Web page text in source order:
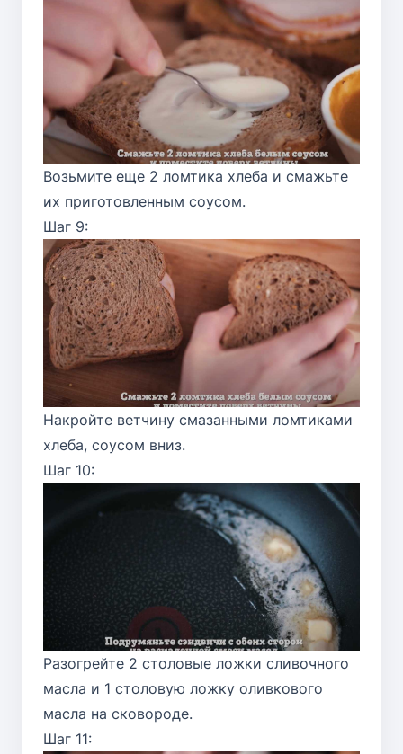
Возьмите еще 2 ломтика хлеба и смажьте
их приготовленным соусом.
Шаг 9:
Накройте ветчину смазанными ломтиками
хлеба, соусом вниз.
Шаг 10:
Разогрейте 2 столовые ложки сливочного
масла и 1 столовую ложку оливкового
масла на сковороде.
Шаг 11: